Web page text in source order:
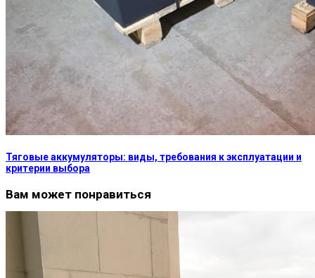
Тяговые аккумуляторы: виды, требования к эксплуатации и
критерии выбора
Вам может понравиться